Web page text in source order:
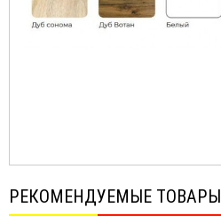
РЕКОМЕНДУЕМЫЕ ТОВАРЫ